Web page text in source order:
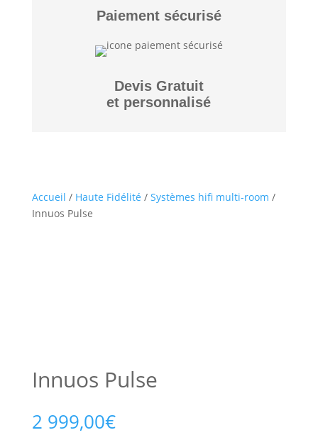
Paiement sécurisé
Devis Gratuit
et personnalisé
Accueil / Haute Fidélité / Systèmes hifi multi-room /
Innuos Pulse
Innuos Pulse
2 999,00€